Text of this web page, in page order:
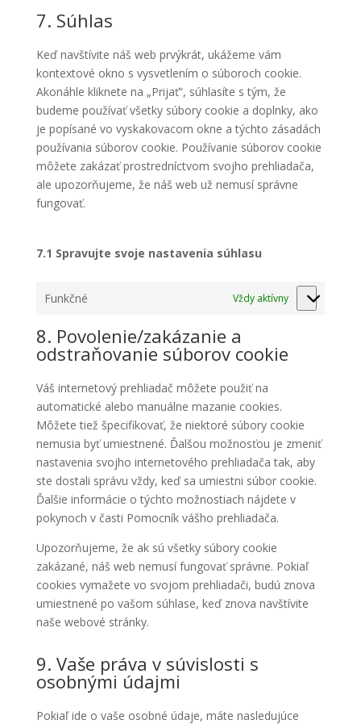
7. Súhlas
Keď navštívite náš web prvýkrát, ukážeme vám
kontextové okno s vysvetlením o súboroch cookie.
Akonáhle kliknete na „Prijať“, súhlasíte s tým, že
budeme používať všetky súbory cookie a doplnky, ako
je popísané vo vyskakovacom okne a týchto zásadách
používania súborov cookie. Používanie súborov cookie
môžete zakázať prostredníctvom svojho prehliadača,
ale upozorňujeme, že náš web už nemusí správne
fungovať.
7.1 Spravujte svoje nastavenia súhlasu
Funkčné Vždy aktívny
8. Povolenie/zakázanie a
odstraňovanie súborov cookie
Váš internetový prehliadač môžete použiť na
automatické alebo manuálne mazanie cookies.
Môžete tiež špecifikovať, že niektoré súbory cookie
nemusia byť umiestnené. Ďalšou možnosťou je zmeniť
nastavenia svojho internetového prehliadača tak, aby
ste dostali správu vždy, keď sa umiestni súbor cookie.
Ďalšie informácie o týchto možnostiach nájdete v
pokynoch v časti Pomocník vášho prehliadača.
Upozorňujeme, že ak sú všetky súbory cookie
zakázané, náš web nemusí fungovať správne. Pokiaľ
cookies vymažete vo svojom prehliadači, budú znova
umiestnené po vašom súhlase, keď znova navštívite
naše webové stránky.
9. Vaše práva v súvislosti s
osobnými údajmi
Pokiaľ ide o vaše osobné údaje, máte nasledujúce